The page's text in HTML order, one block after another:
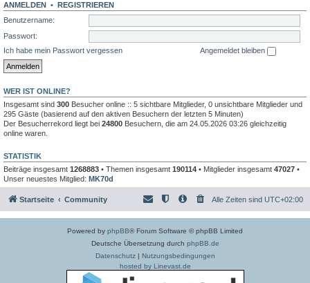
ANMELDEN • REGISTRIEREN
Benutzername:
Passwort:
Ich habe mein Passwort vergessen
Angemeldet bleiben
WER IST ONLINE?
Insgesamt sind 300 Besucher online :: 5 sichtbare Mitglieder, 0 unsichtbare Mitglieder und
295 Gäste (basierend auf den aktiven Besuchern der letzten 5 Minuten)
Der Besucherrekord liegt bei 24800 Besuchern, die am 24.05.2026 03:26 gleichzeitig
online waren.
STATISTIK
Beiträge insgesamt 1268883 • Themen insgesamt 190114 • Mitglieder insgesamt 47027 •
Unser neuestes Mitglied: MK70d
Startseite Community Alle Zeiten sind UTC+02:00
Powered by phpBB® Forum Software © phpBB Limited
Deutsche Übersetzung durch phpBB.de
Datenschutz| Nutzungsbedingungen
hosted by Linevast.de